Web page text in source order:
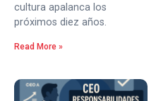
cultura apalanca los
próximos diez años.
Read More »